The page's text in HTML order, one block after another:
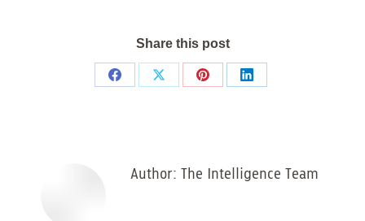
Share this post
Share
Share
Share
Share
Author: The Intelligence Team